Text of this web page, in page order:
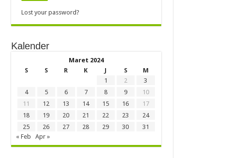
Lost your password?
Kalender
Maret 2024
S
S R K J S
M
1
2
3
4
5 6 7 8 9
10
11
12 13 14 15 16
17
18
19 20 21 22 23
24
25
26 27 28 29 30
31
« Feb
Apr »